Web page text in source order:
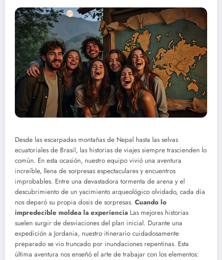
Desde las escarpadas montañas de Nepal hasta las selvas
ecuatoriales de Brasil, las historias de viajes siempre trascienden lo
común. En esta ocasión, nuestro equipo vivió una aventura
increíble, llena de sorpresas espectaculares y encuentros
improbables. Entre una devastadora tormenta de arena y el
descubrimiento de un yacimiento arqueológico olvidado, cada día
nos deparó su propia dosis de sorpresas. Cuando lo
impredecible moldea la experiencia Las mejores historias
suelen surgir de desviaciones del plan inicial. Durante una
expedición a Jordania, nuestro itinerario cuidadosamente
preparado se vio truncado por inundaciones repentinas. Esta
última aventura nos enseñó el arte de trabajar con los elementos: